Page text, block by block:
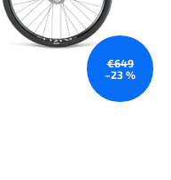
€649
–23 %